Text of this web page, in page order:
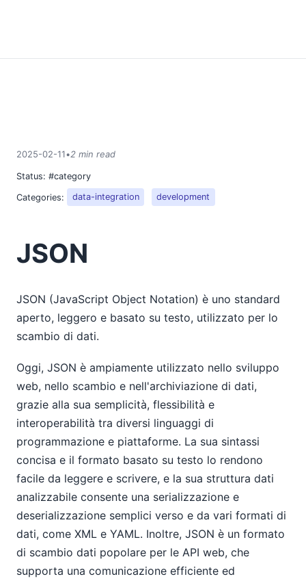
2025-02-11•2 min read
Status: #category
Categories:
data-integration development
JSON
JSON (JavaScript Object Notation) è uno standard
aperto, leggero e basato su testo, utilizzato per lo
scambio di dati.
Oggi, JSON è ampiamente utilizzato nello sviluppo
web, nello scambio e nell'archiviazione di dati,
grazie alla sua semplicità, flessibilità e
interoperabilità tra diversi linguaggi di
programmazione e piattaforme. La sua sintassi
concisa e il formato basato su testo lo rendono
facile da leggere e scrivere, e la sua struttura dati
analizzabile consente una serializzazione e
deserializzazione semplici verso e da vari formati di
dati, come XML e YAML. Inoltre, JSON è un formato
di scambio dati popolare per le API web, che
supporta una comunicazione efficiente ed